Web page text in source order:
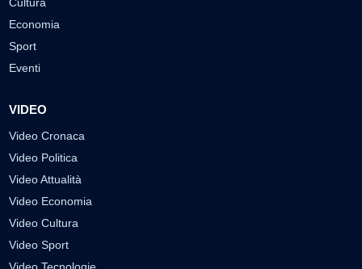
Economia
Sport
Eventi
VIDEO
Video Cronaca
Video Politica
Video Attualità
Video Economia
Video Cultura
Video Sport